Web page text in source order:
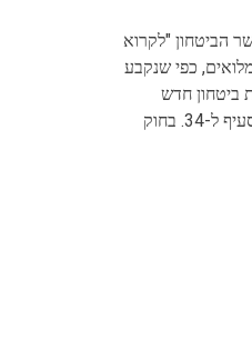
שירות ביטחון, שבה הופיעה בסעיף 8 הסמכתו של שר הביטחון "לקרוא
כפי שנקבע
ביטחון חדש
ב-1959, בו נדדה הוראה זו לסעיף 26, ולאחר חקיקתו של נוסח משולב ב-1986 לחוק ששינה את מספר הסעיף ל-34. בחוק